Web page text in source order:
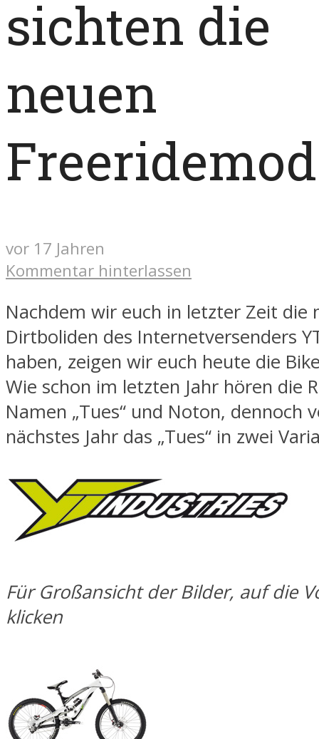
sichten die
neuen
vor 17 Jahren
Kommentar hinterlassen
Nachdem wir euch in letzter Zeit die
Dirtboliden des Internetversenders
haben, zeigen wir euch heute die
Wie schon im letzten Jahr hören die
Namen „Tues“ und Noton, dennoch
nächstes Jahr das „Tues“ in zwei
Für Großansicht der Bilder, auf die
klicken